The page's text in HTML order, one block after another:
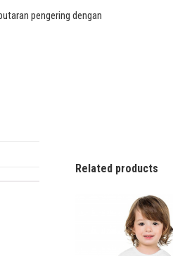
pengering dengan
Related products